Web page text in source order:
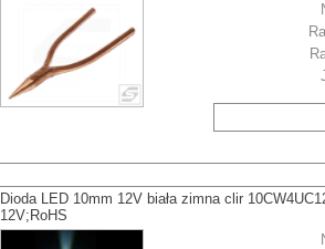
Dioda LED 10mm 12V biała zimna clir
12V;RoHS